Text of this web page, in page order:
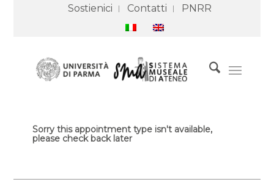
Sostienici Contatti PNRR
Sorry this appointment type isn't available,
please check back later